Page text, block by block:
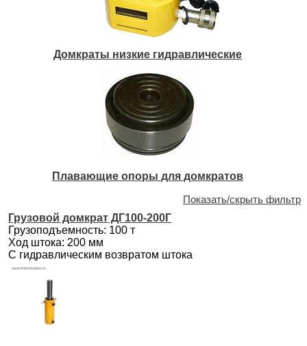
Домкраты низкие гидравлические
Плавающие опоры для домкратов
Показать/скрыть фильтр
Грузовой домкрат ДГ100-200Г
Грузоподъемность: 100 т
Ход штока: 200 мм
С гидравлическим возвратом штока